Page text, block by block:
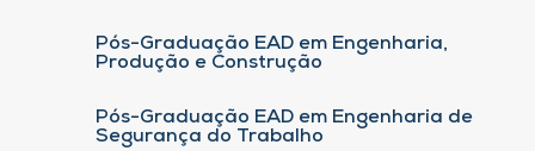
Pós-Graduação EAD em Engenharia,
Produção e Construção
Pós-Graduação EAD em Engenharia de
Segurança do Trabalho